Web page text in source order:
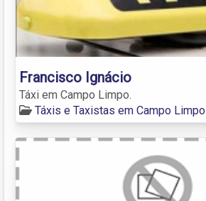
Francisco Ignácio
Táxi em Campo Limpo.
Táxis e Taxistas em Campo Limpo